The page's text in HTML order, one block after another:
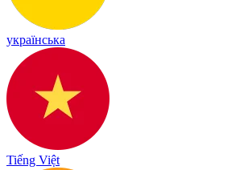
українська
Tiếng Việt